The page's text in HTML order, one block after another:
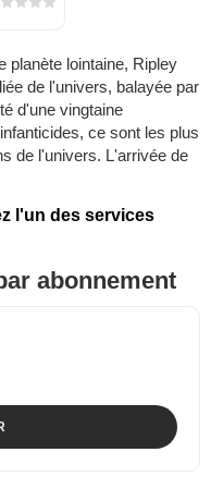
planète lointaine, Ripley
de l'univers, balayée par
d'une vingtaine
ce sont les plus
de l'univers. L'arrivée de
l'un des services
abonnement